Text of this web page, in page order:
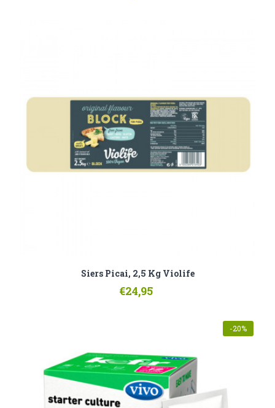
Siers Picai, 2,5 Kg Violife
€24,95
-20%